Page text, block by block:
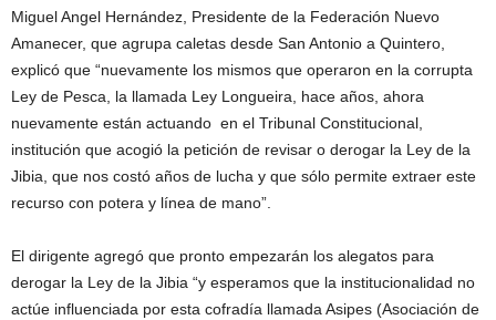
Miguel Angel Hernández, Presidente de la Federación Nuevo
Amanecer, que agrupa caletas desde San Antonio a Quintero,
explicó que “nuevamente los mismos que operaron en la corrupta
Ley de Pesca, la llamada Ley Longueira, hace años, ahora
nuevamente están actuando en el Tribunal Constitucional,
institución que acogió la petición de revisar o derogar la Ley de la
Jibia, que nos costó años de lucha y que sólo permite extraer este
recurso con potera y línea de mano”.
El dirigente agregó que pronto empezarán los alegatos para
derogar la Ley de la Jibia “y esperamos que la institucionalidad no
actúe influenciada por esta cofradía llamada Asipes (Asociación de